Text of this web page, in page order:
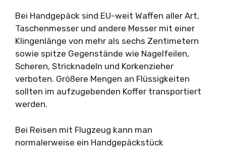
Bei Handgepäck sind EU-weit Waffen aller Art,
Taschenmesser und andere Messer mit einer
Klingenlänge von mehr als sechs Zentimetern
sowie spitze Gegenstände wie Nagelfeilen,
Scheren, Stricknadeln und Korkenzieher
verboten. Größere Mengen an Flüssigkeiten
sollten im aufzugebenden Koffer transportiert
werden.
Bei Reisen mit Flugzeug kann man
normalerweise ein Handgepäckstück